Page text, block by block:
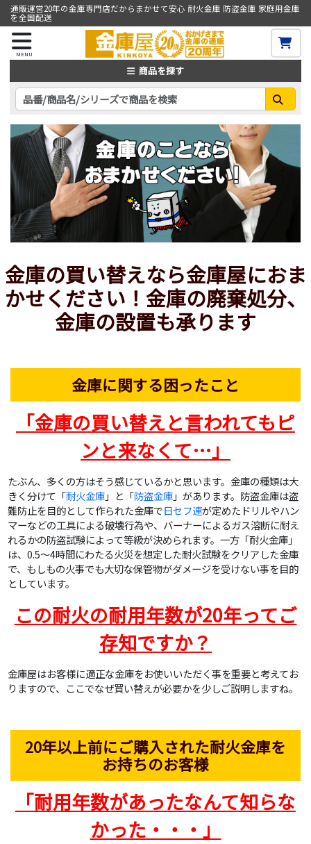
通販運営20年の金庫専門店だからまかせて安心 耐火金庫 防盗金庫 家庭用金庫
を全国配送
MENU
商品を探す
金庫の買い替えなら金庫屋におま
かせください！金庫の廃棄処分、
金庫の設置も承ります
金庫に関する困ったこと
「金庫の買い替えと言われてもピ
ンと来なくて…」
たぶん、多くの方はそう感じているかと思います。金庫の種類は大
きく分けて「耐火金庫」と「防盗金庫」があります。防盗金庫は盗
難防止を目的として作られた金庫で日セフ連が定めたドリルやハン
マーなどの工具による破壊行為や、バーナーによるガス溶断に耐え
れるかの防盗試験によって等級が決められます。一方「耐火金庫」
は、0.5～4時間にわたる火災を想定した耐火試験をクリアした金庫
で、もしもの火事でも大切な保管物がダメージを受けない事を目的
としています。
この耐火の耐用年数が20年ってご
存知ですか？
金庫屋はお客様に適正な金庫をお使いいただく事を重要と考えてお
りますので、ここでなぜ買い替えが必要かを少しご説明しますね。
20年以上前にご購入された耐火金庫を
お持ちのお客様
「耐用年数があったなんて知らな
かった・・・」